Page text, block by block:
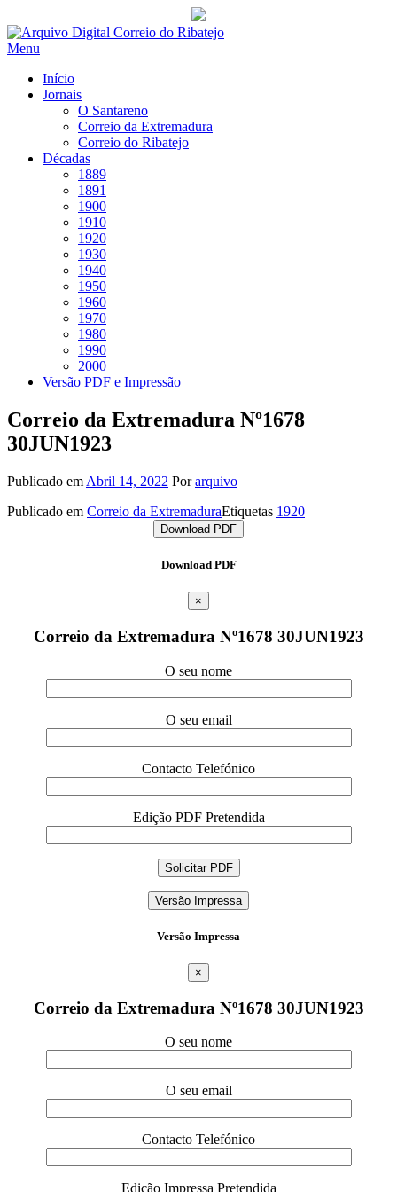
Saltar
para
Menu
Início
Jornais
O Santareno
Correio da Extremadura
Correio do Ribatejo
Décadas
1889
1891
1900
1910
1920
1930
1940
1950
1960
1970
1980
1990
2000
Versão PDF e Impressão
Correio da Extremadura Nº1678
30JUN1923
Publicado em Abril 14, 2022 Porarquivo
Publicado em Correio da ExtremaduraEtiquetas 1920
Download PDF
Download PDF
×
Correio da Extremadura Nº1678 30JUN1923
O seu nome
O seu email
Contacto Telefónico
Edição PDF Pretendida
Versão Impressa
Versão Impressa
×
Correio da Extremadura Nº1678 30JUN1923
O seu nome
O seu email
Contacto Telefónico
Edição Impressa Pretendida